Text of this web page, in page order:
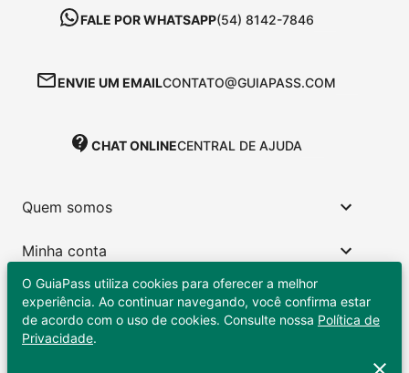
FALE POR WHATSAPP(54) 8142-7846
ENVIE UM EMAILCONTATO@GUIAPASS.COM
CHAT ONLINECENTRAL DE AJUDA
Quem somos
Minha conta
Links úteis
O GuiaPass utiliza cookies para oferecer a melhor
experiência. Ao continuar navegando, você confirma estar
de acordo com o uso de cookies. Consulte nossa Política de
Privacidade.